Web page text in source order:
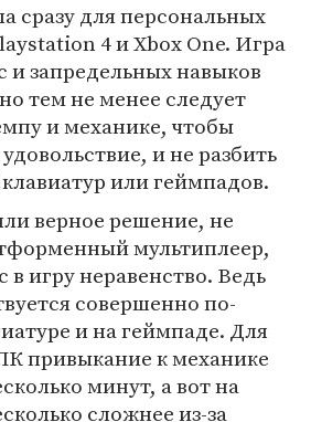
сразу для персональных
4 и Xbox One. Игра
и запредельных навыков
тем не менее следует
и механике, чтобы
и не разбить
или геймпадов.
верное решение, не
мультиплеер,
игру неравенство. Ведь
совершенно по-
и на геймпаде. Для
привыкание к механике
минут, а вот на
сложнее из-за